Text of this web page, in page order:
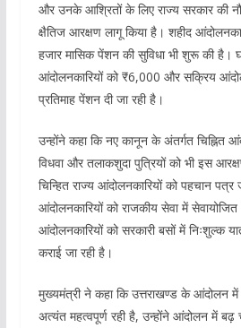
और उनके आश्रितों के लिए राज्य सरकार की
क्षैतिज आरक्षण लागू किया है। शहीद
हजार मासिक पेंशन की सुविधा भी शुरू की
आंदोलनकारियों को ₹6,000 और सक्रिय
प्रतिमाह पेंशन दी जा रही है।
उन्होंने कहा कि नए कानून के अंतर्गत चिह्नित
विधवा और तलाकशुदा पुत्रियों को भी इस
चिन्हित राज्य आंदोलनकारियों को पहचान
आंदोलनकारियों को राजकीय सेवा में सेवायोजित
आंदोलनकारियों को सरकारी बसों में निःशुल्क
कराई जा रही है।
मुख्यमंत्री ने कहा कि उत्तराखण्ड के आंदोलन में
अत्यंत महत्वपूर्ण रही है, उन्होंने आंदोलन में बढ़